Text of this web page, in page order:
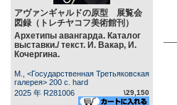
アヴァンギャルドの原型 展覧会
図録（トレチヤコフ美術館刊）
Архетипы авангарда. Каталог
выставки./ текст. И. Вакар, И.
Кочергина.
М., <Государственная Третьяковская
галерея> 200 c. hard
2025 年 R281006
\29,150